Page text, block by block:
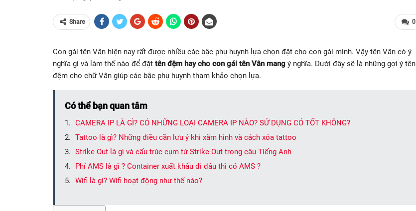
0
Share
Con gái tên Vân hiện nay rất được nhiều các bậc phụ huynh lựa chọn đặt cho con gái mình. Vậy tên Vân có ý
nghĩa gì và làm thế nào để đặt tên đệm hay cho con gái tên Vân mang ý nghĩa. Dưới đây sẽ là những gợi ý tên
đệm cho chữ Vân giúp các bậc phụ huynh tham khảo chọn lựa.
Có thể bạn quan tâm
CAMERA IP LÀ GÌ? CÓ NHỮNG LOẠI CAMERA IP NÀO? SỬ DỤNG CÓ TỐT KHÔNG?
Tattoo là gì? Những điều cần lưu ý khi xăm hình và cách xóa tattoo
Strike Out là gì và cấu trúc cụm từ Strike Out trong câu Tiếng Anh
Phí AMS là gì ? Container xuất khẩu đi đâu thì có AMS ?
Wifi là gì? Wifi hoạt động như thế nào?